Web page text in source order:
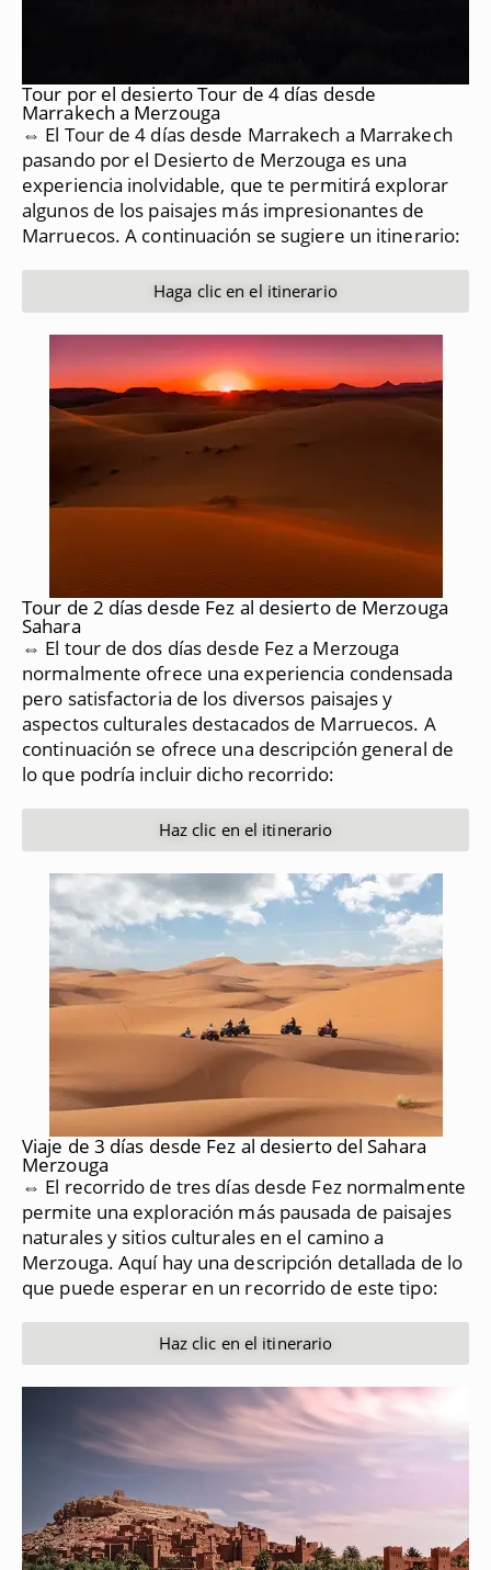
Tour por el desierto Tour de 4 días desde
Marrakech a Merzouga
⇔ El Tour de 4 días desde Marrakech a Marrakech
pasando por el Desierto de Merzouga es una
experiencia inolvidable, que te permitirá explorar
algunos de los paisajes más impresionantes de
Marruecos. A continuación se sugiere un itinerario:
Haga clic en el itinerario
Tour de 2 días desde Fez al desierto de Merzouga
Sahara
⇔ El tour de dos días desde Fez a Merzouga
normalmente ofrece una experiencia condensada
pero satisfactoria de los diversos paisajes y
aspectos culturales destacados de Marruecos. A
continuación se ofrece una descripción general de
lo que podría incluir dicho recorrido:
Haz clic en el itinerario
Viaje de 3 días desde Fez al desierto del Sahara
Merzouga
⇔ El recorrido de tres días desde Fez normalmente
permite una exploración más pausada de paisajes
naturales y sitios culturales en el camino a
Merzouga. Aquí hay una descripción detallada de lo
que puede esperar en un recorrido de este tipo:
Haz clic en el itinerario